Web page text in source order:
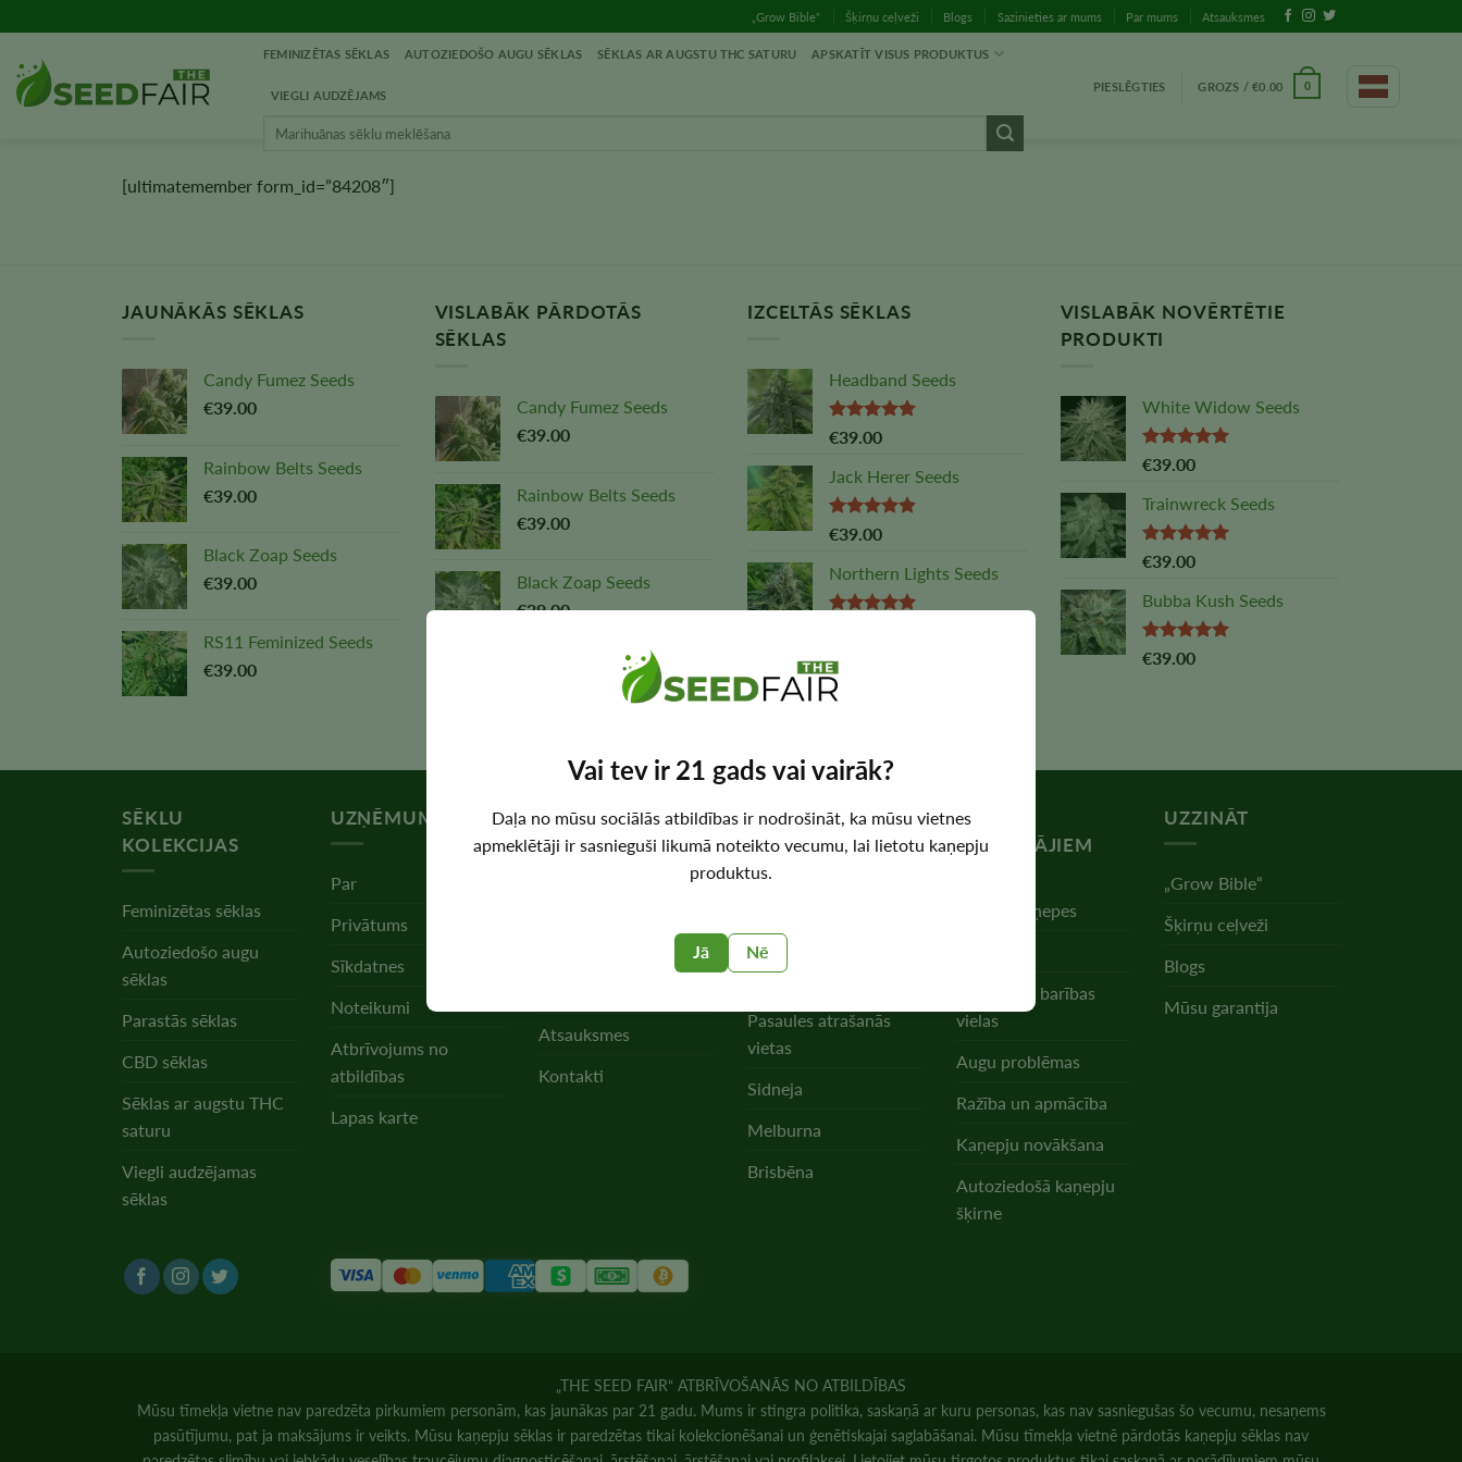
Vai tev ir 21 gads vai vairāk?
Daļa no mūsu sociālās atbildības ir nodrošināt, ka mūsu vietnes
apmeklētāji ir sasnieguši likumā noteikto vecumu, lai lietotu kaņepju
produktus.
Jā Nē
uz
saturu
„Grow Bible“ Šķirņu ceļveži Blogs Sazinieties ar mums Par mums Atsauksmes
FEMINIZĒTAS SĒKLAS AUTOZIEDOŠO AUGU SĒKLAS SĒKLAS AR AUGSTU THC SATURU APSKATĪT VISUS PRODUKTUS
VIEGLI AUDZĒJAMS
Meklēt:
PIESLĒGTIES GROZS /€0.00 0
[ultimatemember form_id=”84208″]
JAUNĀKĀS SĒKLAS
Candy Fumez Seeds
€39.00
Rainbow Belts Seeds
€39.00
Black Zoap Seeds
€39.00
RS11 Feminized Seeds
€39.00
VISLABĀK PĀRDOTĀS
SĒKLAS
Candy Fumez Seeds
€39.00
Rainbow Belts Seeds
€39.00
Black Zoap Seeds
€39.00
RS11 Feminized Seeds
IZCELTĀS SĒKLAS
Headband Seeds
Vērtējums:
€39.00
Jack Herer Seeds
Vērtējums:
€39.00
Northern Lights Seeds
OG Kush Seeds
VISLABĀK NOVĒRTĒTIE
PRODUKTI
White Widow Seeds
Vērtējums:
€39.00
Trainwreck Seeds
Vērtējums:
€39.00
Bubba Kush Seeds
Vērtējums:
€39.00
SĒKLU
KOLEKCIJAS
Feminizētas sēklas
Autoziedošo augu
sēklas
Parastās sēklas
CBD sēklas
Sēklas ar augstu THC
saturu
Viegli audzējamas
sēklas
UZŅĒMUMS
Par
Privātums
Sīkdatnes
Noteikumi
Atbrīvojums no
atbildības
Lapas karte
KLIENTU
APKALPOŠANA
Atsauksmes
Kontakti
POPULĀRĀKĀS
VIETAS
Kanādas atrašanās
vietas
Pasaules atrašanās
vietas
Sidneja
Melburna
Brisbēna
RESURSI
AUDZĒTĀJIEM
Audzēt kaņepes
Kannabisa barības
vielas
Augu problēmas
Ražība un apmācība
Kaņepju novākšana
Autoziedošā kaņepju
šķirne
UZZINĀT
„Grow Bible“
Šķirņu ceļveži
Blogs
Mūsu garantija
„THE SEED FAIR“ ATBRĪVOŠANĀS NO ATBILDĪBAS
Mūsu tīmekļa vietne nav paredzēta pirkumiem personām, kas jaunākas par 21 gadu. Mums ir stingra politika, saskaņā ar kuru personas, kas nav sasniegušas šo vecumu, nesaņems
pasūtījumu, pat ja maksājums ir veikts. Mūsu kaņepju sēklas ir paredzētas tikai kolekcionēšanai un ģenētiskajai saglabāšanai. Mūsu tīmekļa vietnē pārdotās kaņepju sēklas nav